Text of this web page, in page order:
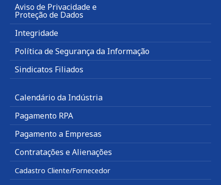
Aviso de Privacidade e
Proteção de Dados
Integridade
Política de Segurança da Informação
Sindicatos Filiados
Calendário da Indústria
Pagamento RPA
Pagamento a Empresas
Contratações e Alienações
Cadastro Cliente/Fornecedor